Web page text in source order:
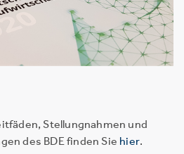
Stellungnahmen und
des BDE finden Sie hier.